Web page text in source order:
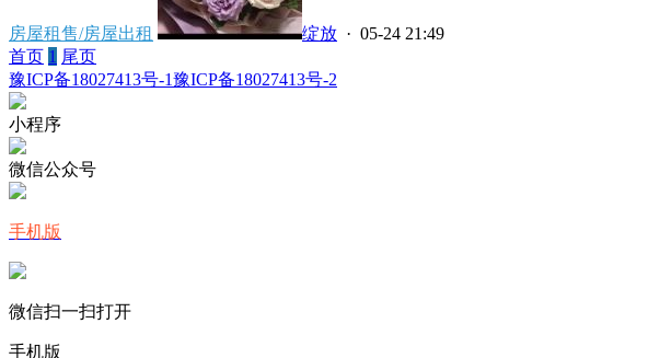
房屋租售/房屋出租 绽放 · 05-24 21:49
首页 1 尾页
豫ICP备18027413号-1豫ICP备18027413号-2
小程序
微信公众号
手机版
微信扫一扫打开
手机版